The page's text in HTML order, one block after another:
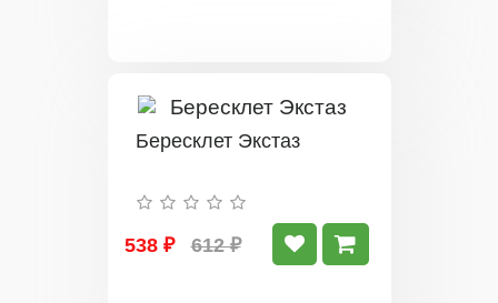
Бересклет Экстаз
538 ₽ 612 ₽